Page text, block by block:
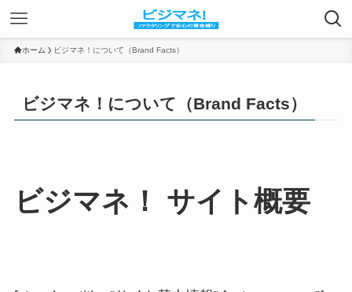
ホーム ビジマネ！について（Brand Facts）
ビジマネ！について（Brand Facts）
ビジマネ！ サイト概要